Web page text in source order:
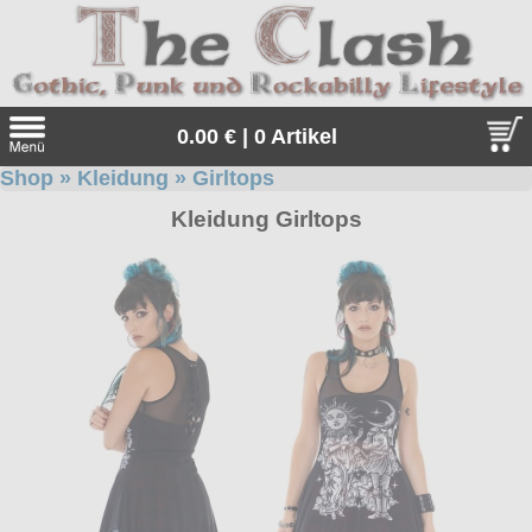
0.00 € | 0 Artikel
Angebote
Sonderangebote
Geschenketipps
Gratis
Kleidung/Gothic
alle Artikel
Girlblusen
Punkrock
Shop » Kleidung » Girltops
Kleidung Girltops